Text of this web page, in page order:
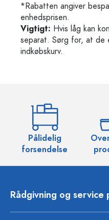
*Rabatten angiver
enhedsprisen.
Vigtigt: Hvis låg kan
separat. Sørg for, at
indkøbskurv.
Pålidelig
forsendelse
Rådgivning og service